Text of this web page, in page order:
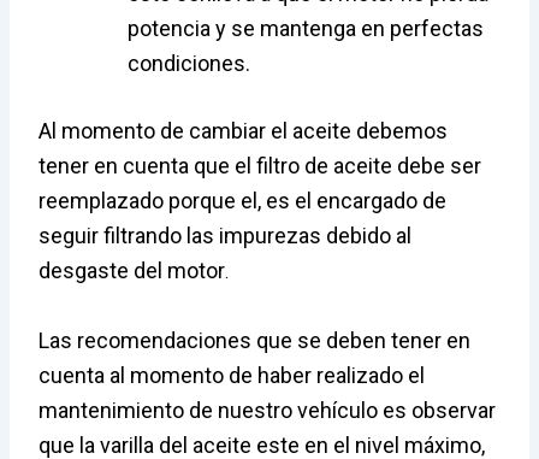
potencia y se mantenga en perfectas
condiciones.
Al momento de cambiar el aceite debemos
tener en cuenta que el filtro de aceite debe ser
reemplazado porque el, es el encargado de
seguir filtrando las impurezas debido al
desgaste del motor.
Las recomendaciones que se deben tener en
cuenta al momento de haber realizado el
mantenimiento de nuestro vehículo es observar
que la varilla del aceite este en el nivel máximo,